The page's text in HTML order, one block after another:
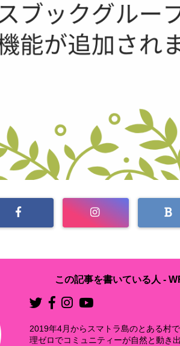
この記事を書いている人 -
2019年4月からスマトラ島のとある村
理ゼロでコミュニティーが自然と動き